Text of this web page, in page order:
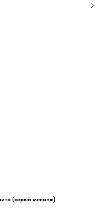
(серый меланж)